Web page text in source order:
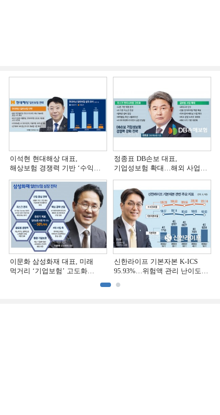
이석현 현대해상 대표,
해상보험 경쟁력 기반 ‘수익
(3)]
정종표 DB손보 대표,
기업성보험 확대…해외 사업
이문화 삼성화재 대표, 미래
먹거리 ‘기업보험’ 고도화
신한라이프 기본자본 K-ICS
95.93%…위험액 관리 난이도